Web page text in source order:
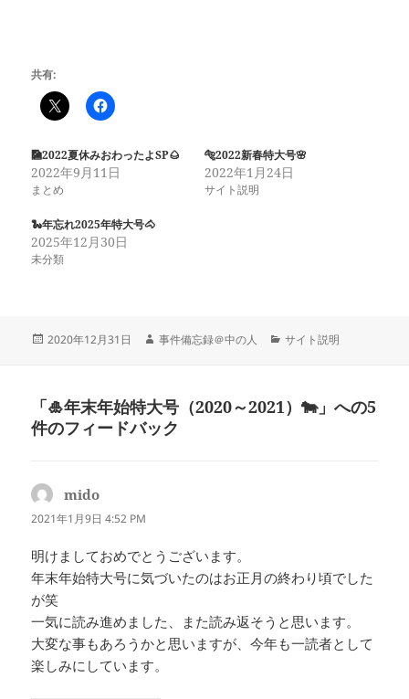
共有:
🎑2022夏休みおわったよSP🌰
2022年9月11日
まとめ
🐅2022新春特大号🌸
2022年1月24日
サイト説明
🐍年忘れ2025年特大号🐴
2025年12月30日
未分類
投
2020年12月31日
作
事件備忘録＠中の人
カ
ー
サイト説明
「🎍年末年始特大号（2020～2021）🐄」への5
件のフィードバック
mido
り:
2021年1月9日 4:52 PM
明けましておめでとうございます。
年末年始特大号に気づいたのはお正月の終わり頃でした
が笑
一気に読み進めました、また読み返そうと思います。
大変な事もあろうかと思いますが、今年も一読者として
楽しみにしています。